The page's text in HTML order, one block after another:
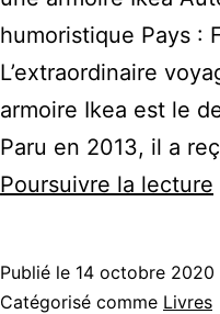
humoristique Pays :
L’extraordinaire
armoire Ikea est le
Paru en 2013, il a
Poursuivre la lecture
Publié le 14 octobre 2020
Catégorisé comme Livres